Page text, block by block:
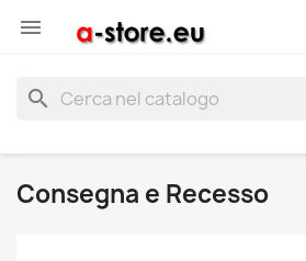

search
Consegna e Recesso